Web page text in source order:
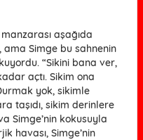
aşağıda
ama Simge bu sahnenin
“Sikini bana ver,
açtı. Sikim ona
yok, sikimle
taşıdı, sikim derinlere
Simge’nin kokusuyla
havası, Simge’nin